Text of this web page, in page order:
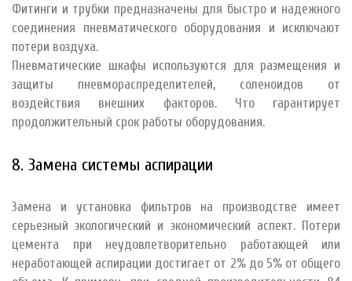
Фитинги и трубки предназначены для быстро и надежного
соединения пневматического оборудования и исключают
потери воздуха.
Пневматические шкафы используются для размещения и
защиты пневмораспределителей, соленоидов от
воздействия внешних факторов. Что гарантирует
продолжительный срок работы оборудования.
8. Замена системы аспирации
Замена и установка фильтров на производстве имеет
серьезный экологический и экономический аспект. Потери
цемента при неудовлетворительно работающей или
неработающей аспирации достигает от 2% до 5% от общего